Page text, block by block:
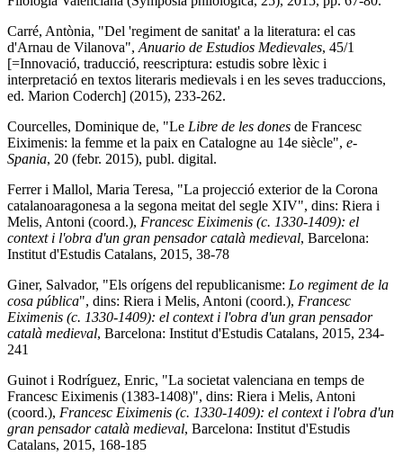
Carré, Antònia, "Del 'regiment de sanitat' a la literatura: el cas
d'Arnau de Vilanova", Anuario de Estudios Medievales, 45/1
[=Innovació, traducció, reescriptura: estudis sobre lèxic i
interpretació en textos literaris medievals i en les seves traduccions,
ed. Marion Coderch] (2015), 233-262.
Courcelles, Dominique de, "Le Libre de les dones de Francesc
Eiximenis: la femme et la paix en Catalogne au 14e siècle", e-
Spania, 20 (febr. 2015), publ. digital.
Ferrer i Mallol, Maria Teresa, "La projecció exterior de la Corona
catalanoaragonesa a la segona meitat del segle XIV", dins: Riera i
Melis, Antoni (coord.), Francesc Eiximenis (c. 1330-1409): el
context i l'obra d'un gran pensador català medieval, Barcelona:
Institut d'Estudis Catalans, 2015, 38-78
Giner, Salvador, "Els orígens del republicanisme: Lo regiment de la
cosa pública", dins: Riera i Melis, Antoni (coord.), Francesc
Eiximenis (c. 1330-1409): el context i l'obra d'un gran pensador
català medieval, Barcelona: Institut d'Estudis Catalans, 2015, 234-
241
Guinot i Rodríguez, Enric, "La societat valenciana en temps de
Francesc Eiximenis (1383-1408)", dins: Riera i Melis, Antoni
(coord.), Francesc Eiximenis (c. 1330-1409): el context i l'obra d'un
gran pensador català medieval, Barcelona: Institut d'Estudis
Catalans, 2015, 168-185